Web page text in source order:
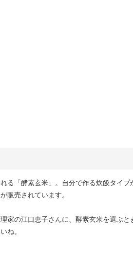
る「酵素玄米」。自分で作る炊飯タイプ
販売されています。
家の江口恵子さんに、酵素玄米を選ぶと
ね。